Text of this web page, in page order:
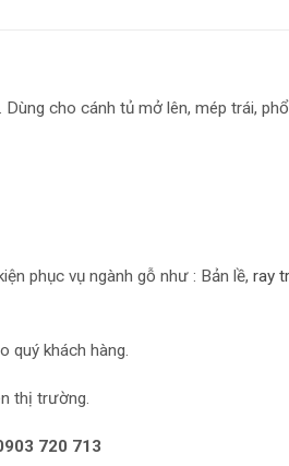
cho cánh tủ mở lên, mép trái,
phục vụ ngành gỗ như : Bản lề, ray
quý khách hàng.
thị trường.
720 713